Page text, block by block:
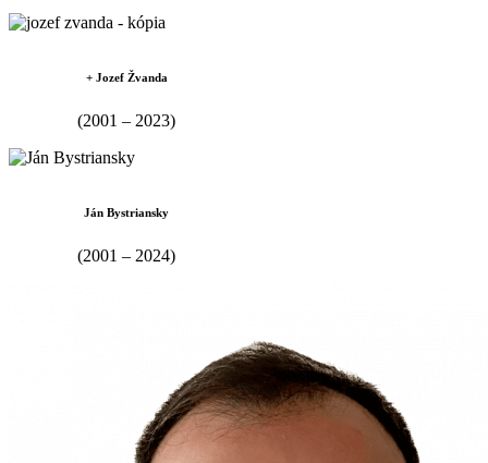
+ Jozef Žvanda
(2001 – 2023)
Ján Bystriansky
(2001 – 2024)